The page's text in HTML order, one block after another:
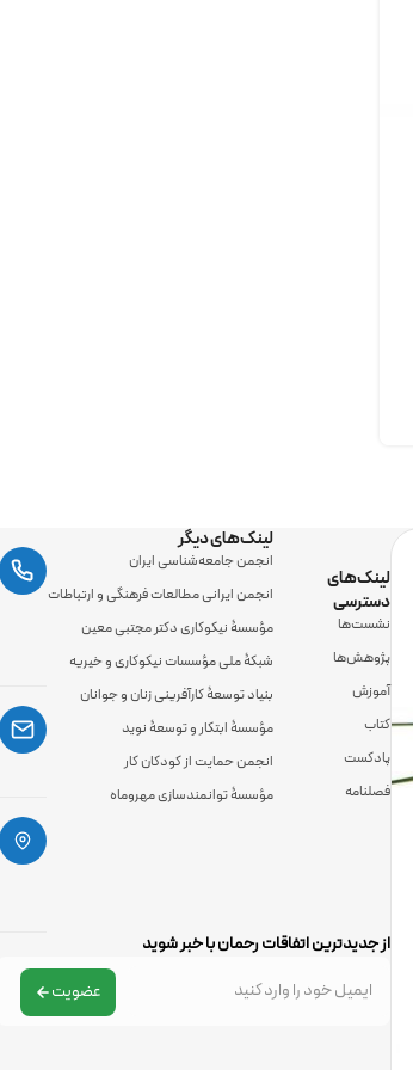
لینک‌های
دسترسی
نشست‌ها
پژوهش‌ها
آموزش
کتاب
پادکست
فصلنامه
لینک‌های دیگر
انجمن جامعه‌شناسی ایران
انجمن ایرانی مطالعات فرهنگی و ارتباطات
مؤسسۀ نیکوکاری دکتر مجتبی معین
شبکۀ ملی مؤسسات نیکوکاری و خیریه
بنیاد توسعۀ کارآفرینی زنان و جوانان
مؤسسۀ ابتکار و توسعۀ نوید
انجمن حمایت از کودکان کار
مؤسسۀ توانمندسازی مهروماه
از جدیدترین اتفاقات رحمان با خبر شوید
عضویت